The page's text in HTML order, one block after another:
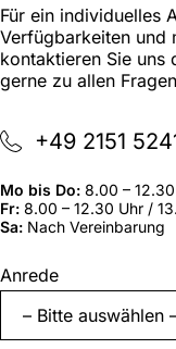
Für ein individuelles
Verfügbarkeiten und
kontaktieren Sie uns
gerne zu allen
+49 2151
Mo bis Do: 8.00 – 12.30
Fr: 8.00 – 12.30 Uhr /
Sa: Nach Vereinbarung
„*“
zeigt
erforderliche
Felder
Anrede